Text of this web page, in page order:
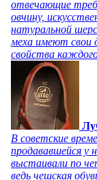
отвечающие
овчину,
натуральной
меха имеют свои
свойства
В советские
продававшейся у
выстаивали по
ведь чешская